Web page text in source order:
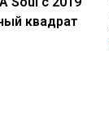
квадрат